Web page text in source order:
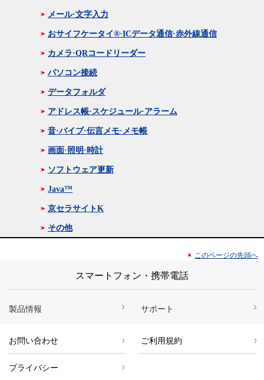
メール·文字入力
おサイフケータイ®·ICデータ通信·赤外線通信
カメラ·QRコードリーダー
パソコン接続
データフォルダ
アドレス帳·スケジュール·アラーム
音·バイブ·伝言メモ·メモ帳
画面·照明·時計
ソフトウェア更新
Java™
京セラサイトK
その他
このページの先頭へ
スマートフォン・携帯電話
製品情報 サポート
お問い合わせ ご利用規約
プライバシー